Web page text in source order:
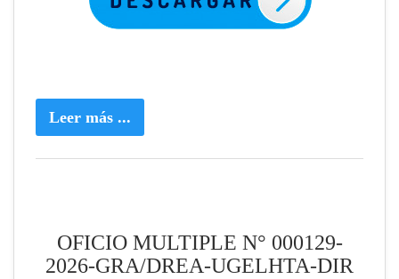
Leer más ...
OFICIO MULTIPLE N° 000129-
2026-GRA/DREA-UGELHTA-DIR